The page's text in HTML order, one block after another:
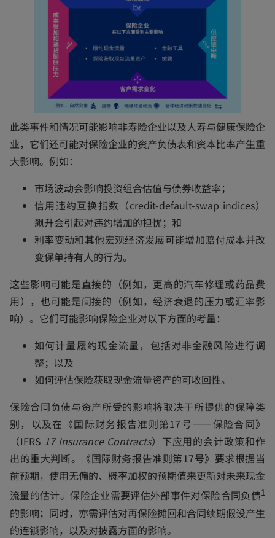
a
a
b
t
t
n
a
n
w
t
a
b
此类事件和情况可能影响非寿险企业以及人寿与健康保险企
业，它们还可能对保险企业的资产负债表和资本比率产生重
大影响。例如：
市场波动会影响投资组合估值与债券收益率；
信用违约互换指数（credit-default-swap indices）
飙升会引起对违约增加的担忧；和
利率变动和其他宏观经济发展可能增加赔付成本并改
变保单持有人的行为。
这些影响可能是直接的（例如，更高的汽车修理或药品费
用），也可能是间接的（例如，经济衰退的压力或汇率影
响）。它们可能影响保险企业对以下方面的考量：
如何计量履约现金流量，包括对非金融风险进行调
整；以及
如何评估保险获取现金流量资产的可收回性。
保险合同负债与资产所受的影响将取决于所提供的保障类
别，以及在《国际财务报告准则第17号——保险合同》
（IFRS 17 Insurance Contracts）下应用的会计政策和作
出的重大判断。《国际财务报告准则第17号》要求根据当
前预期，使用无偏的、概率加权的预期值来更新对未来现金
流量的估计。保险企业需要评估外部事件对保险合同负债1
的影响；同时，亦需评估对再保险摊回和合同续期假设产生
的连锁影响，以及对披露方面的影响。